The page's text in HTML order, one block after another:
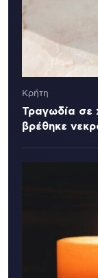
Κρήτη
Τραγωδία σε
βρέθηκε